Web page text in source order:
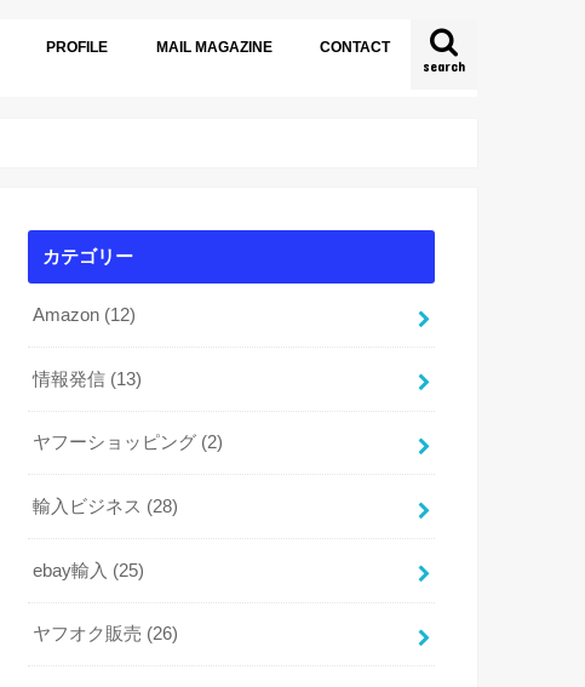
search
PROFILE MAIL MAGAZINE CONTACT
カテゴリー
Amazon (12)
情報発信 (13)
ヤフーショッピング (2)
輸入ビジネス (28)
ebay輸入 (25)
ヤフオク販売 (26)